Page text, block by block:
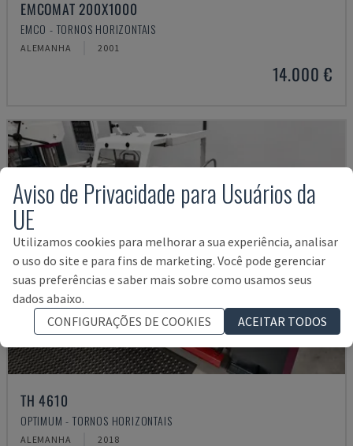
EMCOMAT 200X1000
EMCO - TORNOS HORIZONTAIS
ALEMANHA 2001
14.000 €
TH 4610
OPTIMUM - TORNOS HORIZONTAIS
ALEMANHA 2018
Aviso de Privacidade para Usuários da
UE
Utilizamos cookies para melhorar a sua experiência, analisar
o uso do site e para fins de marketing. Você pode gerenciar
suas preferências e saber mais sobre como usamos seus
dados abaixo.
CONFIGURAÇÕES DE COOKIES
ACEITAR TODOS